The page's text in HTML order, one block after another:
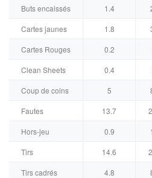
Buts encaissés
1.4
Cartes jaunes
1.8
Cartes Rouges
0.2
Clean Sheets
0.4
Coup de coins
5
Fautes
13.7
Hors-jeu
0.9
Tirs
14.6
Tirs cadrés
4.8